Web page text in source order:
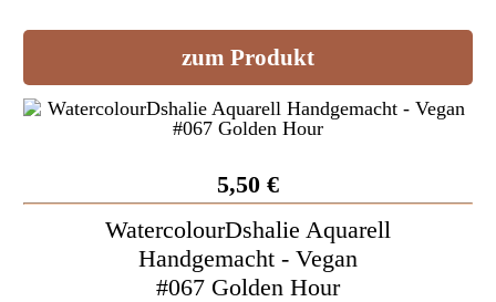
zum Produkt
5,50 €
WatercolourDshalie Aquarell
Handgemacht - Vegan
#067 Golden Hour